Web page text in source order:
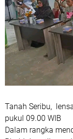
Tanah Seribu,
pukul 09.00 WIB
Dalam rangka